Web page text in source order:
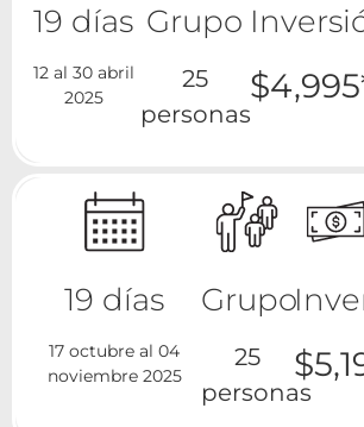
19 días
12 al 30 abril
2025
Grupo
25
personas
19 días
17 octubre al 04
noviembre 2025
Grupo
25
personas